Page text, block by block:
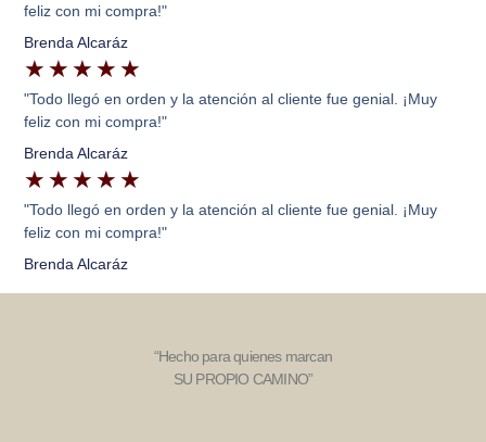
feliz con mi compra!"
Brenda Alcaráz
★ ★ ★ ★ ★
"Todo llegó en orden y la atención al cliente fue genial. ¡Muy
feliz con mi compra!"
Brenda Alcaráz
★ ★ ★ ★ ★
"Todo llegó en orden y la atención al cliente fue genial. ¡Muy
feliz con mi compra!"
Brenda Alcaráz
“Hecho para quienes marcan
SU PROPIO CAMINO”